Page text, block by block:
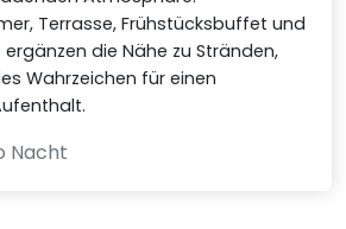
Terrasse, Frühstücksbuffet und
die Nähe zu Stränden,
Wahrzeichen für einen
Nacht